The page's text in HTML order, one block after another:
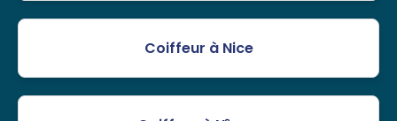
Coiffeur à Nice